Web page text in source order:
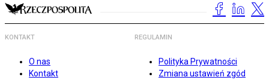
KONTAKT
O nas
Kontakt
REGULAMIN
Polityka Prywatności
Zmiana ustawień zgód